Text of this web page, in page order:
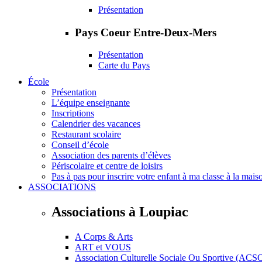
Présentation
Pays Coeur Entre-Deux-Mers
Présentation
Carte du Pays
École
Présentation
L’équipe enseignante
Inscriptions
Calendrier des vacances
Restaurant scolaire
Conseil d’école
Association des parents d’élèves
Périscolaire et centre de loisirs
Pas à pas pour inscrire votre enfant à ma classe à la
ASSOCIATIONS
Associations à Loupiac
A Corps & Arts
ART et VOUS
Association Culturelle Sociale Ou Sportive